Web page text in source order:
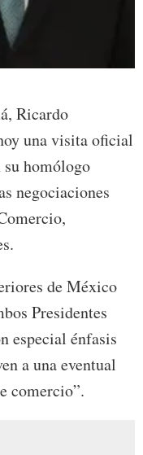
Ricardo
una visita oficial
homólogo
negociaciones
de México
Presidentes
especial énfasis
a una eventual
comercio”.